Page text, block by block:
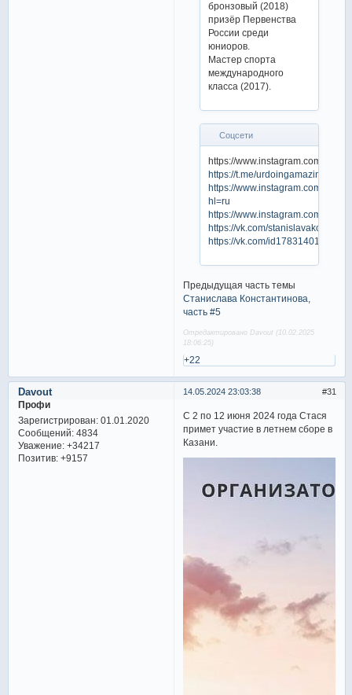
бронзовый (2018)
призёр Первенства
России среди
юниоров.
Мастер спорта
международного
класса (2017).
Соцсети
https://www.instagram.com/
https://t.me/
https://www.instagram.com/
hl=ru
https://www.instagram.com/
https://vk.com/
https://vk.com/id178314014
Предыдущая часть темы
Станислава Константинова,
часть #5
Отредактировано Davout (10.02.2025
18:06:25)
+22
31
14.05.2024 23:03:38
Davout
Профи
Зарегистрирован: 01.01.2020
Сообщений:4834
Уважение: +34217
Позитив: +9157
С 2 по 12 июня 2024 года Стася
примет участие в летнем сборе в
Казани.